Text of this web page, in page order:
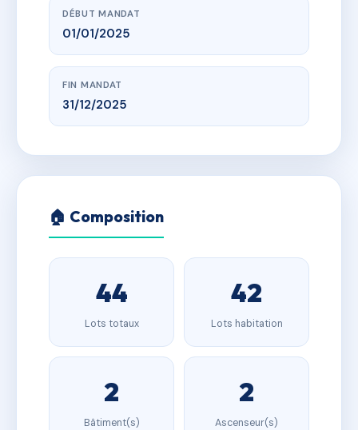
DÉBUT MANDAT
01/01/2025
FIN MANDAT
31/12/2025
🏠 Composition
44
Lots totaux
42
Lots habitation
2
Bâtiment(s)
2
Ascenseur(s)